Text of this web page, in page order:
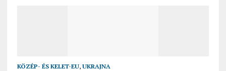
KÖZÉP- ÉS KELET-EU, UKRAJNA